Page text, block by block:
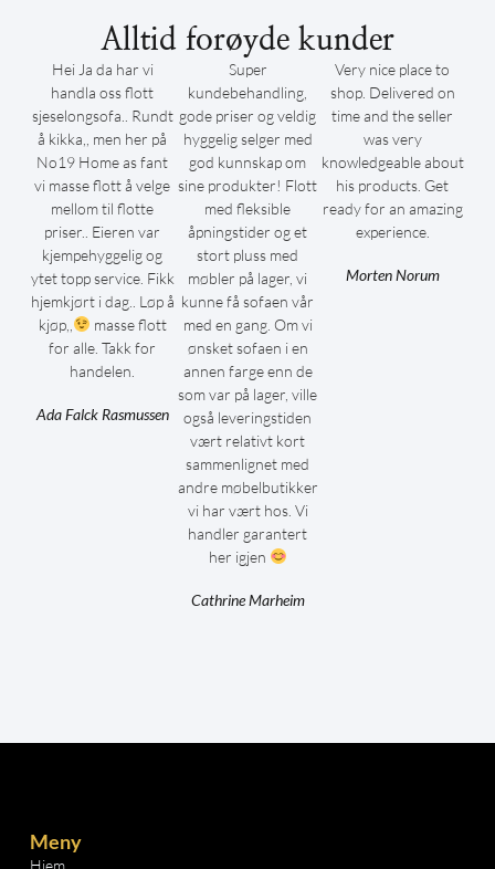
Alltid forøyde kunder
Hei Ja da har vi
handla oss flott
sjeselongsofa.. Rundt
å kikka,, men her på
No19 Home as fant
vi masse flott å velge
mellom til flotte
priser.. Eieren var
kjempehyggelig og
ytet topp service. Fikk
hjemkjørt i dag.. Løp å
kjøp,,
masse flott
for alle. Takk for
handelen.
Ada Falck Rasmussen
Super
kundebehandling,
gode priser og veldig
hyggelig selger med
god kunnskap om
sine produkter! Flott
med fleksible
åpningstider og et
stort pluss med
møbler på lager, vi
kunne få sofaen vår
med en gang. Om vi
ønsket sofaen i en
annen farge enn de
som var på lager, ville
også leveringstiden
vært relativt kort
sammenlignet med
andre møbelbutikker
vi har vært hos. Vi
handler garantert
her igjen
Cathrine Marheim
Very nice place to
shop. Delivered on
time and the seller
was very
knowledgeable about
his products. Get
ready for an amazing
experience.
Morten Norum
Meny
Hjem